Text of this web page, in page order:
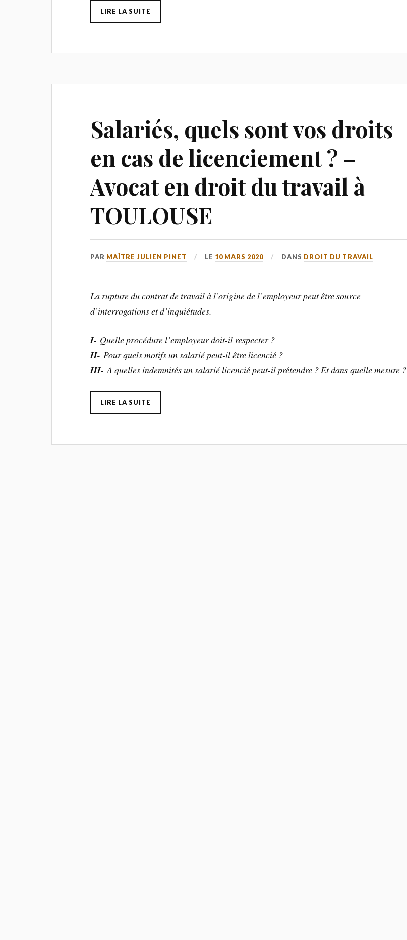
LIRE LA SUITE
Salariés, quels sont vos droits
en cas de licenciement ? –
Avocat en droit du travail à
TOULOUSE
PAR MAÎTRE JULIEN PINET LE 10 MARS 2020 DANS DROIT DU TRAVAIL
La rupture du contrat de travail à l’origine de l’employeur peut être source
d’interrogations et d’inquiétudes.
I- Quelle procédure l’employeur doit-il respecter ?
II-Pour quels motifs un salarié peut-il être licencié ?
III-A quelles indemnités un salarié licencié peut-il prétendre ? Et dans quelle mesure ?
LIRE LA SUITE